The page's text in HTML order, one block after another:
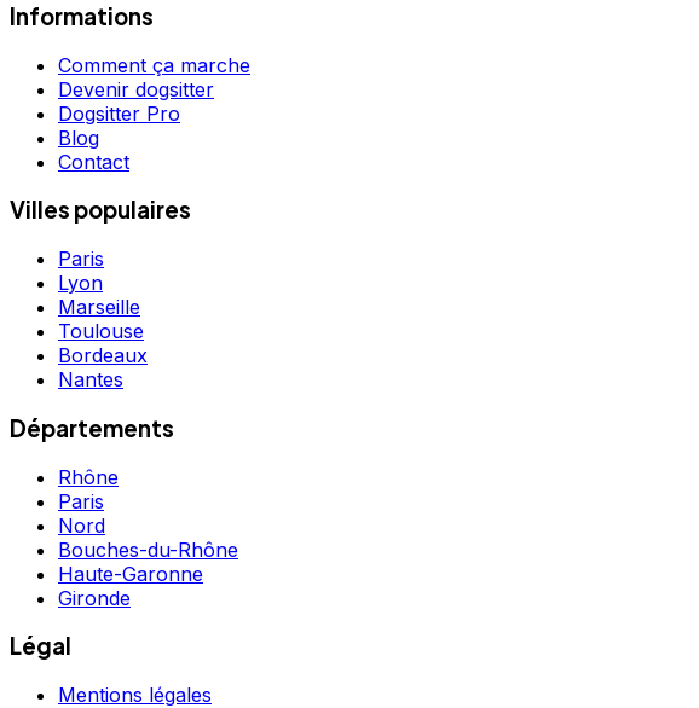
Informations
Comment ça marche
Devenir dogsitter
Dogsitter Pro
Blog
Contact
Villes populaires
Paris
Lyon
Marseille
Toulouse
Bordeaux
Nantes
Départements
Rhône
Paris
Nord
Bouches-du-Rhône
Haute-Garonne
Gironde
Légal
Mentions légales